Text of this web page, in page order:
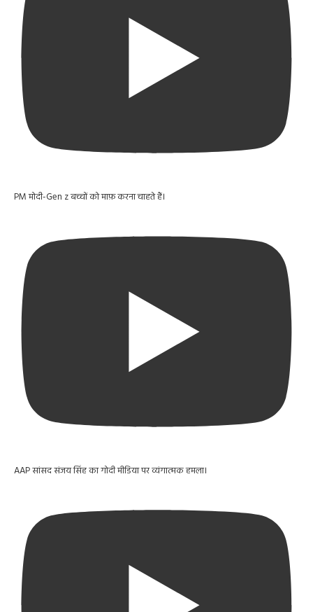
PM मोदी-Gen z बच्चों को माफ़ करना चाहते हैं।
AAP सांसद संजय सिंह का गोदी मीडिया पर व्यंगात्मक हमला।